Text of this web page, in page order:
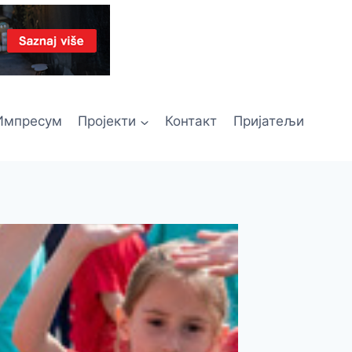
Пројекти Контакт Пријатељи